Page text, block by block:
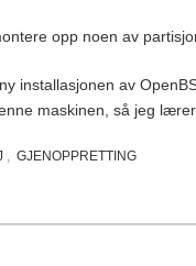
opp noen av
installasjonen av
maskinen, så jeg
GJENOPPRETTING